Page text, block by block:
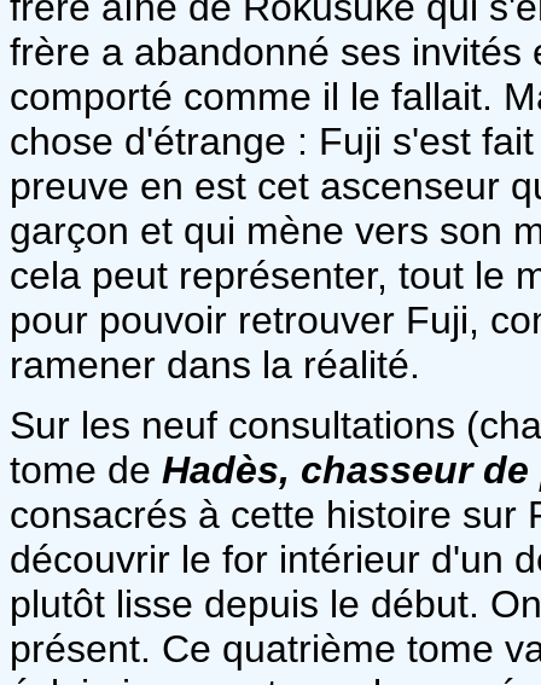
frère a abandonné ses
comporté comme il le fallait.
chose d'étrange : Fuji s'est
preuve en est cet ascenseur
garçon et qui mène vers son
cela peut représenter, tout le
pour pouvoir retrouver Fuji,
ramener dans la réalité.
Sur les neuf consultations
tome de Hadès, chasseur
consacrés à cette histoire sur
découvrir le for intérieur d'un
plutôt lisse depuis le début.
présent. Ce quatrième tome